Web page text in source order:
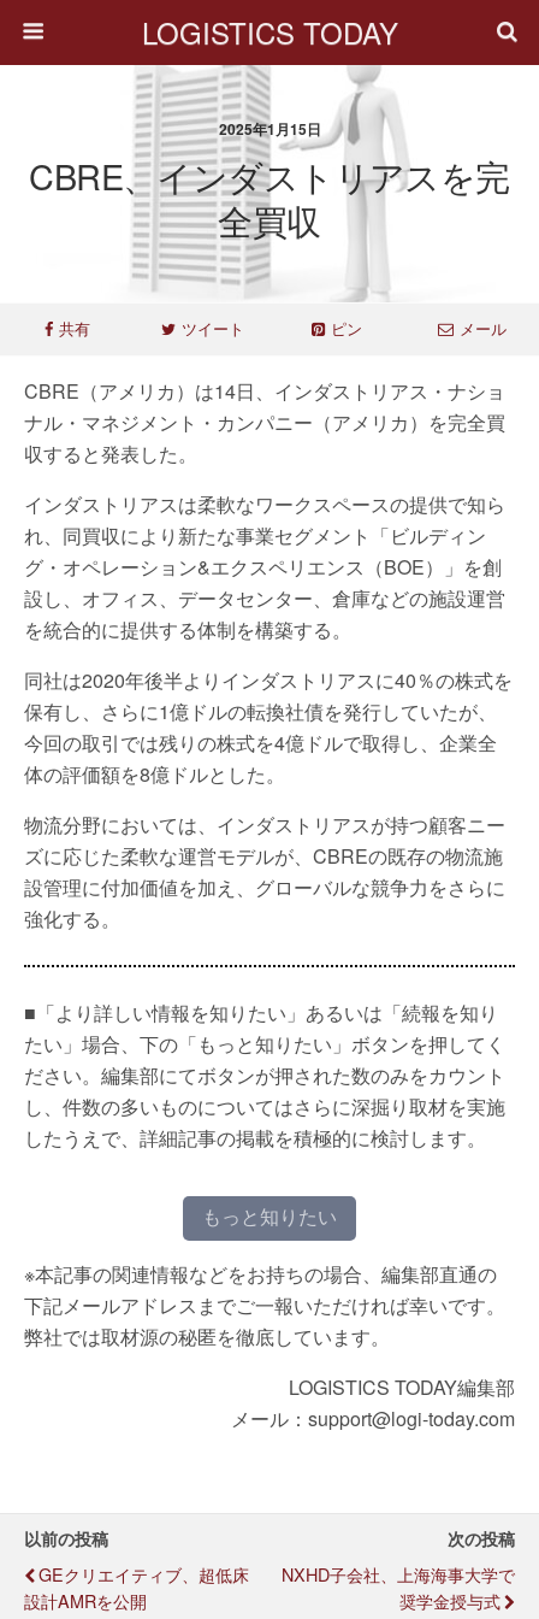
LOGISTICS TODAY
2025年1月15日
CBRE、インダストリアスを完
全買収
共有 ツイート ピン メール
CBRE（アメリカ）は14日、インダストリアス・ナショ
ナル・マネジメント・カンパニー（アメリカ）を完全買
収すると発表した。
インダストリアスは柔軟なワークスペースの提供で知ら
れ、同買収により新たな事業セグメント「ビルディン
グ・オペレーション&エクスペリエンス（BOE）」を創
設し、オフィス、データセンター、倉庫などの施設運営
を統合的に提供する体制を構築する。
同社は2020年後半よりインダストリアスに40％の株式を
保有し、さらに1億ドルの転換社債を発行していたが、
今回の取引では残りの株式を4億ドルで取得し、企業全
体の評価額を8億ドルとした。
物流分野においては、インダストリアスが持つ顧客ニー
ズに応じた柔軟な運営モデルが、CBREの既存の物流施
設管理に付加価値を加え、グローバルな競争力をさらに
強化する。
■「より詳しい情報を知りたい」あるいは「続報を知り
たい」場合、下の「もっと知りたい」ボタンを押してく
ださい。編集部にてボタンが押された数のみをカウント
し、件数の多いものについてはさらに深掘り取材を実施
したうえで、詳細記事の掲載を積極的に検討します。
もっと知りたい
※本記事の関連情報などをお持ちの場合、編集部直通の
下記メールアドレスまでご一報いただければ幸いです。
弊社では取材源の秘匿を徹底しています。
LOGISTICS TODAY編集部
メール：support@logi-today.com
以前の投稿
GEクリエイティブ、超低床
設計AMRを公開
次の投稿
NXHD子会社、上海海事大学で
奨学金授与式